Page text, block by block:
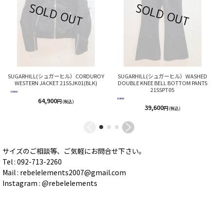
SUGARHILL(シュガーヒル）CORDUROY
WESTERN JACKET 21SSJK01(BLK)
64,900円 (税込)
SUGARHILL(シュガーヒル）WASHED
DOUBLE KNEE BELL BOTTOM PANTS
21SSPT05
39,600円 (税込)
サイズのご相談等、ご気軽にお問合せ下さい。
Tel : 092-713-2260
Mail : rebelelements2007@gmail.com
Instagram : @rebelelements